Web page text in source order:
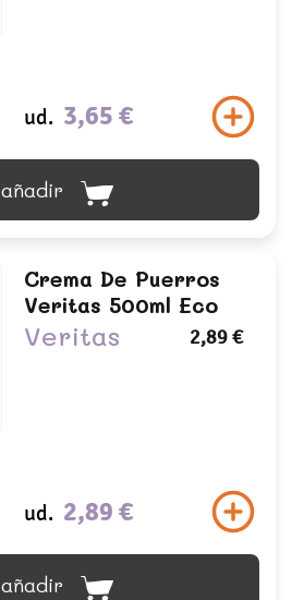
ud. 3,65 €
añadir
Crema De Puerros
Veritas 500ml Eco
Veritas 2,89 €
ud. 2,89 €
añadir